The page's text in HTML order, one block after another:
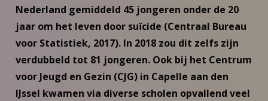
Nederland gemiddeld 45 jongeren onder de 20
jaar om het leven door suïcide (Centraal Bureau
voor Statistiek, 2017). In 2018 zou dit zelfs zijn
verdubbeld tot 81 jongeren. Ook bij het Centrum
voor Jeugd en Gezin (CJG) in Capelle aan den
IJssel kwamen via diverse scholen opvallend veel